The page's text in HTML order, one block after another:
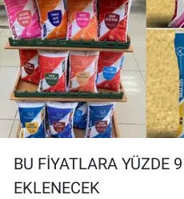
BU FİYATLARA YÜZDE
EKLENECEK